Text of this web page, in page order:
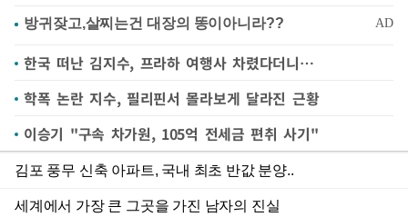
한국 떠난 김지수, 프라하 여행사 차렸다더니…
학폭 논란 지수, 필리핀서 몰라보게 달라진 근황
이승기 "구속 차가원, 105억 전세금 편취 사기"